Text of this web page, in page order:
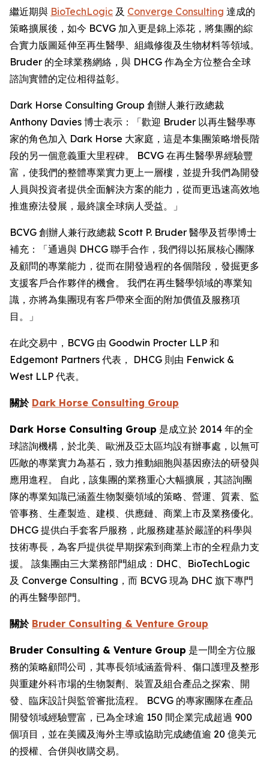
繼近期與 BioTechLogic 及 Converge Consulting 達成的
策略擴展後，如今 BCVG 加入更是錦上添花，將集團的綜
合實力版圖延伸至再生醫學、組織修復及生物材料等領域。
Bruder 的全球業務網絡，與 DHCG 作為全方位整合全球
諮詢實體的定位相得益彰。
Dark Horse Consulting Group 創辦人兼行政總裁
Anthony Davies 博士表示：「歡迎 Bruder 以再生醫學專
家的角色加入 Dark Horse 大家庭，這是本集團策略增長階
段的另一個意義重大里程碑。 BCVG 在再生醫學界經驗豐
富，使我們的整體專業實力更上一層樓，並提升我們為開發
人員與投資者提供全面解決方案的能力，從而更迅速高效地
推進療法發展，最終讓全球病人受益。」
BCVG 創辦人兼行政總裁 Scott P. Bruder 醫學及哲學博士
補充：「通過與 DHCG 聯手合作，我們得以拓展核心團隊
及顧問的專業能力，從而在開發過程的各個階段，發掘更多
支援客戶合作夥伴的機會。 我們在再生醫學領域的專業知
識，亦將為集團現有客戶帶來全面的附加價值及服務項
目。」
在此交易中，BCVG 由 Goodwin Procter LLP 和
Edgemont Partners 代表， DHCG 則由 Fenwick &
West LLP 代表。
關於 Dark Horse Consulting Group
Dark Horse Consulting Group 是成立於 2014 年的全
球諮詢機構，於北美、歐洲及亞太區均設有辦事處，以無可
匹敵的專業實力為基石，致力推動細胞與基因療法的研發與
應用進程。 自此，該集團的業務重心大幅擴展，其諮詢團
隊的專業知識已涵蓋生物製藥領域的策略、營運、質素、監
管事務、生產製造、建模、供應鏈、商業上市及業務優化。
DHCG 提供白手套客戶服務，此服務建基於嚴謹的科學與
技術專長，為客戶提供從早期探索到商業上市的全程鼎力支
援。 該集團由三大業務部門組成：DHC、BioTechLogic
及 Converge Consulting，而 BCVG 現為 DHC 旗下專門
的再生醫學部門。
關於 Bruder Consulting & Venture Group
Bruder Consulting & Venture Group 是一間全方位服
務的策略顧問公司，其專長領域涵蓋骨科、傷口護理及整形
與重建外科市場的生物製劑、裝置及組合產品之探索、開
發、臨床設計與監管審批流程。 BCVG 的專家團隊在產品
開發領域經驗豐富，已為全球逾 150 間企業完成超過 900
個項目，並在美國及海外主導或協助完成總值逾 20 億美元
的授權、合併與收購交易。